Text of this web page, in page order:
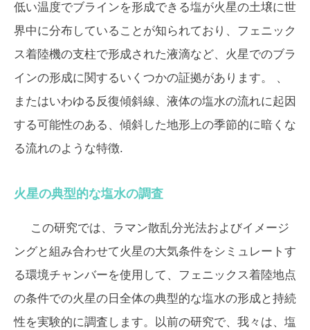
低い温度でブラインを形成できる塩が火星の土壌に世
界中に分布していることが知られており、フェニック
ス着陸機の支柱で形成された液滴など、火星でのブラ
インの形成に関するいくつかの証拠があります。 、
またはいわゆる反復傾斜線、液体の塩水の流れに起因
する可能性のある、傾斜した地形上の季節的に暗くな
る流れのような特徴.
火星の典型的な塩水の調査
この研究では、ラマン散乱分光法およびイメージ
ングと組み合わせて火星の大気条件をシミュレートす
る環境チャンバーを使用して、フェニックス着陸地点
の条件での火星の日全体の典型的な塩水の形成と持続
性を実験的に調査します。以前の研究で、我々は、塩